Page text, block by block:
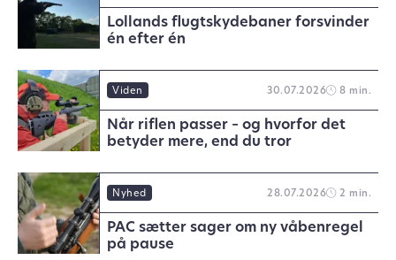
Lollands flugtskydebaner forsvinder
én efter én
Viden 30.07.2026 8 min.
Når riflen passer – og hvorfor det
betyder mere, end du tror
Nyhed 28.07.2026 2 min.
PAC sætter sager om ny våbenregel
på pause